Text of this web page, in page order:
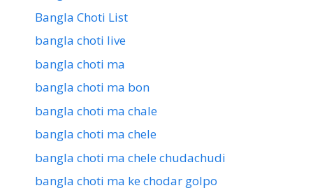
Bangla Choti List
bangla choti live
bangla choti ma
bangla choti ma bon
bangla choti ma chale
bangla choti ma chele
bangla choti ma chele chudachudi
bangla choti ma ke chodar golpo